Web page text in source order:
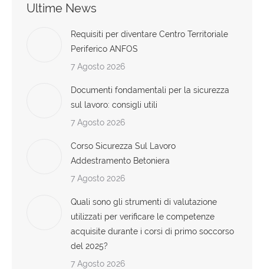
Ultime News
Requisiti per diventare Centro Territoriale
Periferico ANFOS
7 Agosto 2026
Documenti fondamentali per la sicurezza
sul lavoro: consigli utili
7 Agosto 2026
Corso Sicurezza Sul Lavoro
Addestramento Betoniera
7 Agosto 2026
Quali sono gli strumenti di valutazione
utilizzati per verificare le competenze
acquisite durante i corsi di primo soccorso
del 2025?
7 Agosto 2026